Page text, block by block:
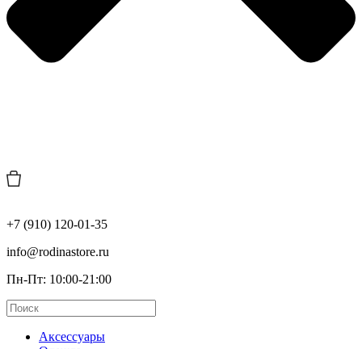
+7 (910) 120-01-35
info@rodinastore.ru
Пн-Пт: 10:00-21:00
Аксессуары